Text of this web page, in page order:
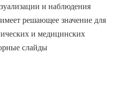
и наблюдения
решающее значение для
и медицинских
слайды